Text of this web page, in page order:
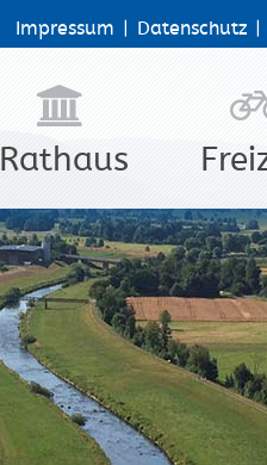
Impressum Datenschutz
Rathaus